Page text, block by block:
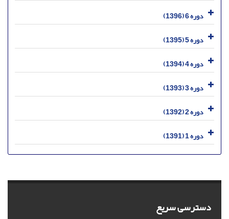
دوره 6 (1396)
دوره 5 (1395)
دوره 4 (1394)
دوره 3 (1393)
دوره 2 (1392)
دوره 1 (1391)
دسترسی سریع